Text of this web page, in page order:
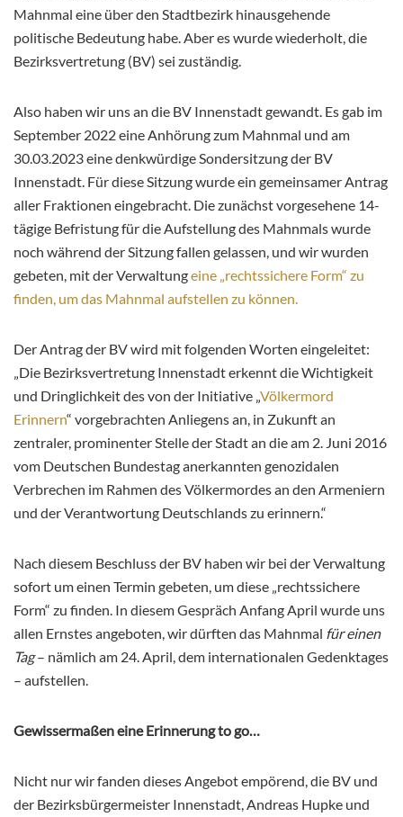
Mahnmal eine über den Stadtbezirk hinausgehende
politische Bedeutung habe. Aber es wurde wiederholt, die
Bezirksvertretung (BV) sei zuständig.
Also haben wir uns an die BV Innenstadt gewandt. Es gab im
September 2022 eine Anhörung zum Mahnmal und am
30.03.2023 eine denkwürdige Sondersitzung der BV
Innenstadt. Für diese Sitzung wurde ein gemeinsamer Antrag
aller Fraktionen eingebracht. Die zunächst vorgesehene 14-
tägige Befristung für die Aufstellung des Mahnmals wurde
noch während der Sitzung fallen gelassen, und wir wurden
gebeten, mit der Verwaltungeine „rechtssichere Form“ zu
finden, um das Mahnmal aufstellen zu können.
Der Antrag der BV wird mit folgenden Worten eingeleitet:
„Die Bezirksvertretung Innenstadt erkennt die Wichtigkeit
und Dringlichkeit des von der Initiative „ Völkermord
Erinnern“ vorgebrachten Anliegens an, in Zukunft an
zentraler, prominenter Stelle der Stadt an die am 2. Juni 2016
vom Deutschen Bundestag anerkannten genozidalen
Verbrechen im Rahmen des Völkermordes an den Armeniern
und der Verantwortung Deutschlands zu erinnern.“
Nach diesem Beschluss der BV haben wir bei der Verwaltung
sofort um einen Termin gebeten, um diese „rechtssichere
Form“ zu finden. In diesem Gespräch Anfang April wurde uns
allen Ernstes angeboten, wir dürften das Mahnmal für einen
Tag– nämlich am 24. April, dem internationalen Gedenktages
– aufstellen.
Gewissermaßen eine Erinnerung to go…
Nicht nur wir fanden dieses Angebot empörend, die BV und
der Bezirksbürgermeister Innenstadt, Andreas Hupke und